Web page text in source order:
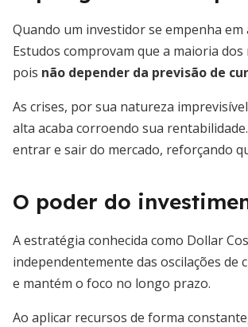
Quando um investidor se empenha
Estudos comprovam que a maioria
pois não depender da previsão de
As crises, por sua natureza
alta acaba corroendo sua
entrar e sair do mercado, reforçando
O poder do
A estratégia conhecida como Dollar
independentemente das oscilações
e mantém o foco no longo prazo.
Ao aplicar recursos de forma